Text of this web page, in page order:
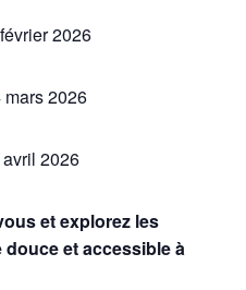
2026
2026
2026
et explorez les
douce et accessible à